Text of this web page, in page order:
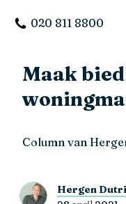
020 811 8800
Maak
Column van
Hergen